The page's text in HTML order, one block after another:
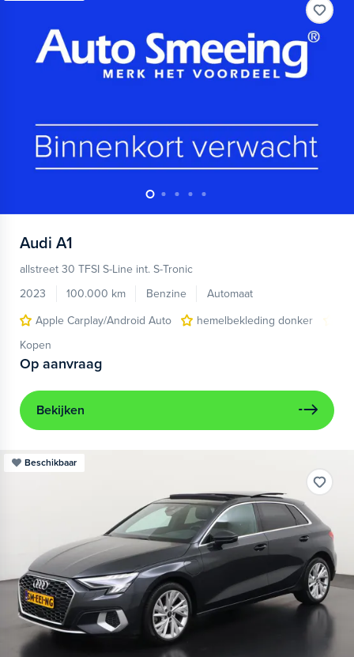
Audi A1
allstreet 30 TFSI S-Line int. S-Tronic
2023
100.000 km Benzine
Automaat
Apple Carplay/Android Auto
hemelbekleding donker
Kopen
Op aanvraag
Bekijken
Beschikbaar